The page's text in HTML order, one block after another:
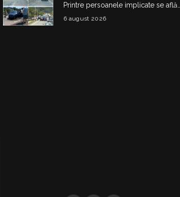
Printre persoanele implicate se află
și doi copii
6 august 2026